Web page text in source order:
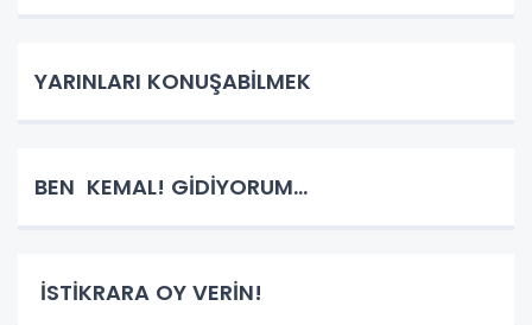
YARINLARI KONUŞABİLMEK
BEN KEMAL! GİDİYORUM…
İSTİKRARA OY VERİN!